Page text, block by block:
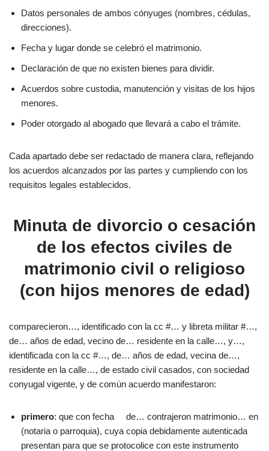
Datos personales de ambos cónyuges (nombres, cédulas,
direcciones).
Fecha y lugar donde se celebró el matrimonio.
Declaración de que no existen bienes para dividir.
Acuerdos sobre custodia, manutención y visitas de los hijos
menores.
Poder otorgado al abogado que llevará a cabo el trámite.
Cada apartado debe ser redactado de manera clara, reflejando
los acuerdos alcanzados por las partes y cumpliendo con los
requisitos legales establecidos.
Minuta de divorcio o cesación
de los efectos civiles de
matrimonio civil o religioso
(con hijos menores de edad)
comparecieron…, identificado con la cc #… y libreta militar #…,
de… años de edad, vecino de… residente en la calle…, y…,
identificada con la cc #…, de… años de edad, vecina de…,
residente en la calle…, de estado civil casados, con sociedad
conyugal vigente, y de común acuerdo manifestaron:
primero: que con fecha de… contrajeron matrimonio… en
(notaria o parroquia), cuya copia debidamente autenticada
presentan para que se protocolice con este instrumento